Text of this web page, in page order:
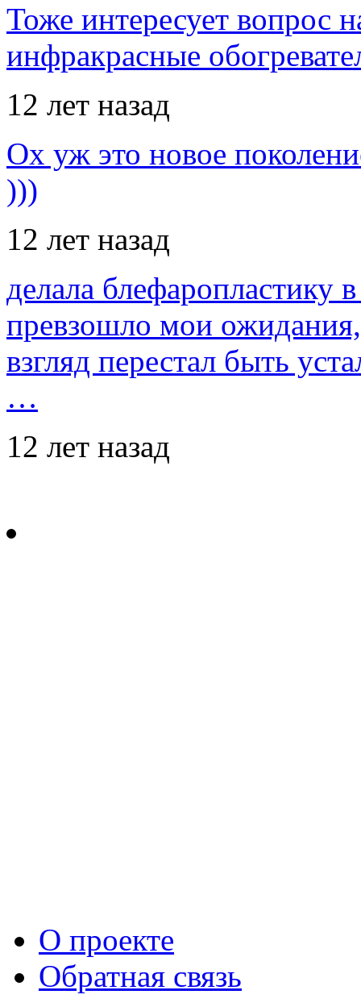
Тоже интересует вопрос
инфракрасные
12 лет назад
Ох уж это новое
)))
12 лет назад
делала блефаропластику
превзошло мои
взгляд перестал быть
…
12 лет назад
О проекте
Обратная связь